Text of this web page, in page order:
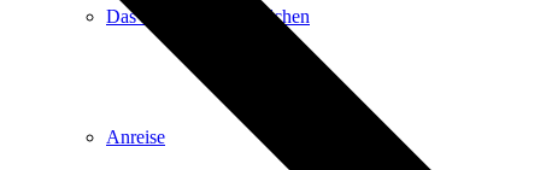
Das Königsteiner Lädchen
Anreise